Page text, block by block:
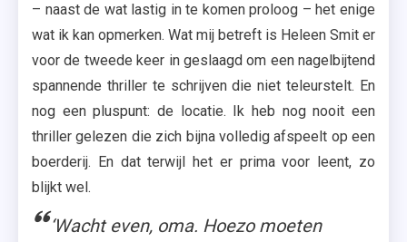
– naast de wat lastig in te komen proloog – het enige
wat ik kan opmerken. Wat mij betreft is Heleen Smit er
voor de tweede keer in geslaagd om een nagelbijtend
spannende thriller te schrijven die niet teleurstelt. En
nog een pluspunt: de locatie. Ik heb nog nooit een
thriller gelezen die zich bijna volledig afspeelt op een
boerderij. En dat terwijl het er prima voor leent, zo
blijkt wel.
‘Wacht even, oma. Hoezo moeten